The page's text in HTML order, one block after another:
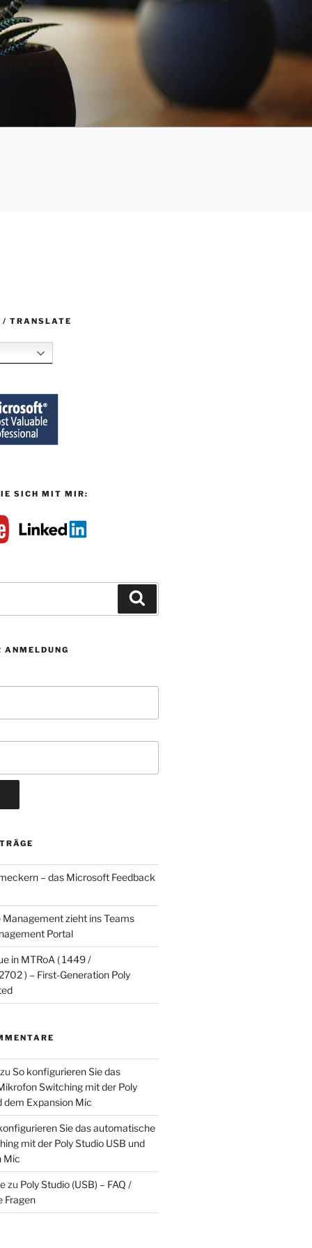
/ TRANSLATE
SICH MIT MIR:
ANMELDUNG
– das Microsoft Feedback
zieht ins Teams
Portal
in MTRoA ( 1449 /
) – First-Generation Poly
So konfigurieren Sie das
Switching mit der Poly
dem Expansion Mic
Sie das automatische
mit der Poly Studio USB und
Mic
zu Poly Studio (USB) – FAQ /
Fragen